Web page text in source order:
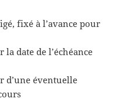
fixé à l’avance pour
date de l’échéance
d’une éventuelle